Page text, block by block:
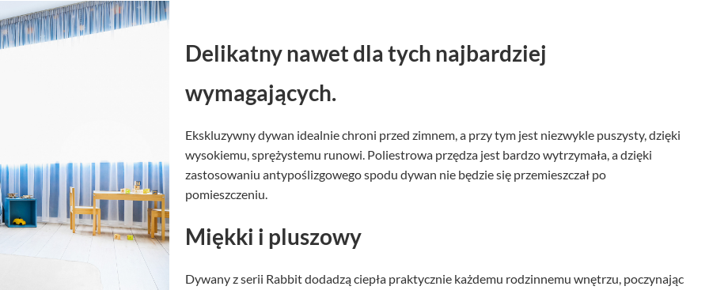
Delikatny nawet dla tych najbardziej
wymagających.
Ekskluzywny dywan idealnie chroni przed zimnem, a przy tym jest niezwykle puszysty, dzięki
wysokiemu, sprężystemu runowi. Poliestrowa przędza jest bardzo wytrzymała, a dzięki
zastosowaniu antypoślizgowego spodu dywan nie będzie się przemieszczał po
pomieszczeniu.
Miękki i pluszowy
Dywany z serii Rabbit dodadzą ciepła praktycznie każdemu rodzinnemu wnętrzu, poczynając